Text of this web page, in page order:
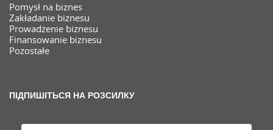
Pomysł na biznes
Zakładanie biznesu
Prowadzenie biznesu
Finansowanie biznesu
Pozostałe
ПІДПИШІТЬСЯ НА РОЗСИЛКУ